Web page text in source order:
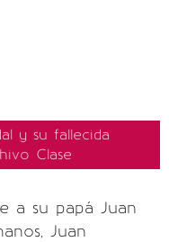
y su fallecida
Clase
a su papá Juan
Juan